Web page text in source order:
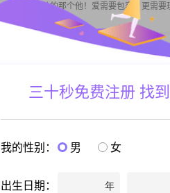
我心动的那个他！爱需要包容，更需
年龄：44 学
如果让我在这里遇见你，会不会是个
三十秒免费注册 找
我的性别： 男 女
出生日期： 年